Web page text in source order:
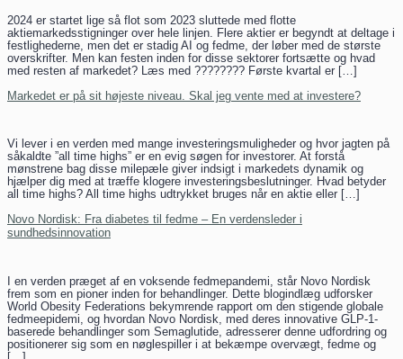
2024 er startet lige så flot som 2023 sluttede med flotte
aktiemarkedsstigninger over hele linjen. Flere aktier er begyndt at deltage i
festlighederne, men det er stadig AI og fedme, der løber med de største
overskrifter. Men kan festen inden for disse sektorer fortsætte og hvad
med resten af markedet? Læs med ???????? Første kvartal er […]
Markedet er på sit højeste niveau. Skal jeg vente med at investere?
Vi lever i en verden med mange investeringsmuligheder og hvor jagten på
såkaldte ”all time highs” er en evig søgen for investorer. At forstå
mønstrene bag disse milepæle giver indsigt i markedets dynamik og
hjælper dig med at træffe klogere investeringsbeslutninger. Hvad betyder
all time highs? All time highs udtrykket bruges når en aktie eller […]
Novo Nordisk: Fra diabetes til fedme – En verdensleder i
sundhedsinnovation
I en verden præget af en voksende fedmepandemi, står Novo Nordisk
frem som en pioner inden for behandlinger. Dette blogindlæg udforsker
World Obesity Federations bekymrende rapport om den stigende globale
fedmeepidemi, og hvordan Novo Nordisk, med deres innovative GLP-1-
baserede behandlinger som Semaglutide, adresserer denne udfordring og
positionerer sig som en nøglespiller i at bekæmpe overvægt, fedme og